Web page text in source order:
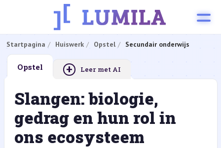
Startpagina Huiswerk Opstel Secundair onderwijs
Opstel + Leer met AI
Slangen: biologie,
gedrag en hun rol in
ons ecosysteem